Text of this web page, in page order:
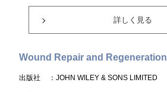
詳しく見る
Wound Repair and Regeneration
出版社 ：JOHN WILEY & SONS LIMITED